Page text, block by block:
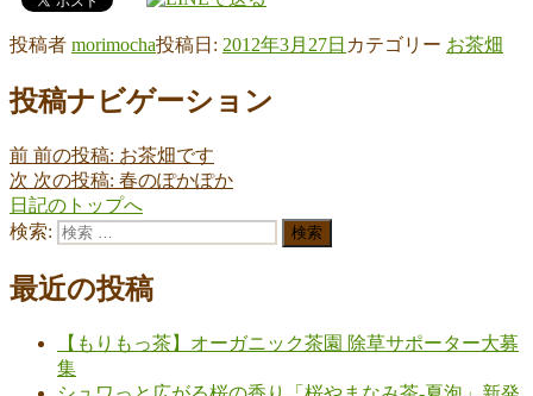
投稿者 morimocha投稿日: 2012年3月27日 カテゴリー お茶畑
投稿ナビゲーション
前 前の投稿: お茶畑です
次 次の投稿: 春のぽかぽか
日記のトップへ
検索:
検索
最近の投稿
【もりもっ茶】オーガニック茶園 除草サポーター大募
集